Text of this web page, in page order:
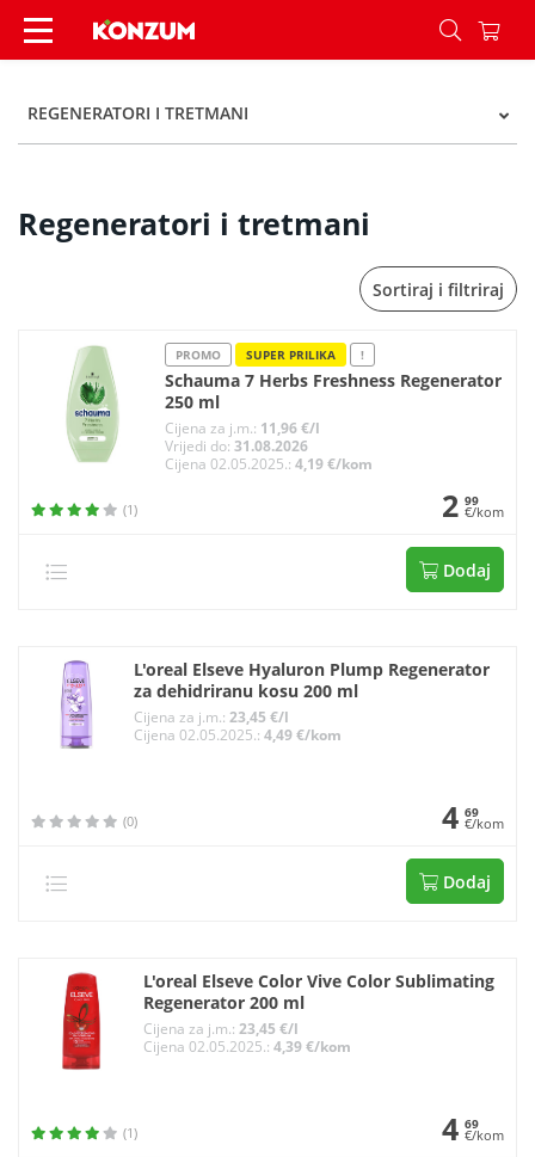
Regeneratori i tretmani - Kategorije - Konzum
REGENERATORI I TRETMANI
Regeneratori i tretmani
Sortiraj i filtriraj
PROMO SUPER PRILIKA !
Schauma 7 Herbs Freshness Regenerator
250 ml
Cijena za j.m.: 11,96 €/l
Vrijedi do:31.08.2026
Cijena 02.05.2025.:4,19 €/kom
(1) 2 99
€/kom
Dodaj
L'oreal Elseve Hyaluron Plump Regenerator
za dehidriranu kosu 200 ml
Cijena za j.m.: 23,45 €/l
Cijena 02.05.2025.: 4,49 €/kom
(0) 4 69
€/kom
Dodaj
L'oreal Elseve Color Vive Color Sublimating
Regenerator 200 ml
Cijena za j.m.: 23,45 €/l
Cijena 02.05.2025.: 4,39 €/kom
(1) 4 69
€/kom